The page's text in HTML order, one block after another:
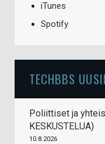
iTunes
Spotify
TECHBBS
Poliittiset ja
KESKUSTELUA)
10.8.2026